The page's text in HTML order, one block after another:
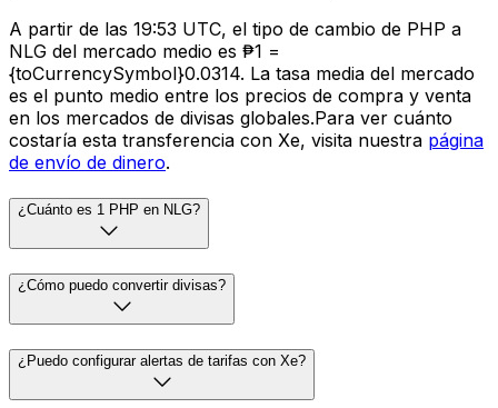
A partir de las 19:53 UTC, el tipo de cambio de PHP a
NLG del mercado medio es ₱1 =
{toCurrencySymbol}0.0314. La tasa media del mercado
es el punto medio entre los precios de compra y venta
en los mercados de divisas globales.Para ver cuánto
costaría esta transferencia con Xe, visita nuestra página
de envío de dinero.
¿Cuánto es 1 PHP en NLG?
¿Cómo puedo convertir divisas?
¿Puedo configurar alertas de tarifas con Xe?